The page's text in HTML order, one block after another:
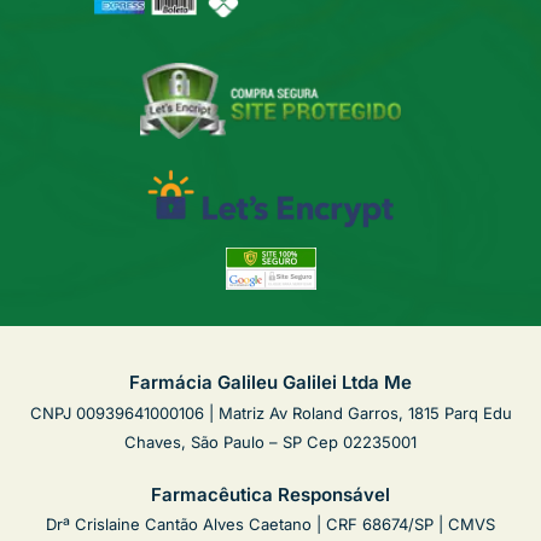
Farmácia Galileu Galilei Ltda Me
CNPJ 00939641000106 | Matriz Av Roland Garros, 1815 Parq Edu
Chaves, São Paulo – SP Cep 02235001
Farmacêutica Responsável
Drª Crislaine Cantão Alves Caetano | CRF 68674/SP | CMVS